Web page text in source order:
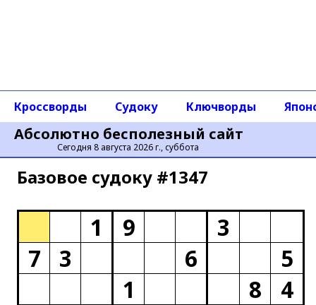
Абсолютно бесполезный сайт
Сегодня 8 августа 2026 г., суббота
Кроссворды Судоку Ключворды
Базовое cудоку #1347
1 9
3
7
3 6
5
1
8
4